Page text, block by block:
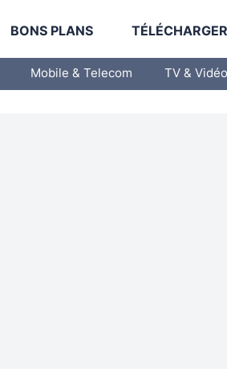
BONS PLANS
Mobile & Telecom TV & Vidéo